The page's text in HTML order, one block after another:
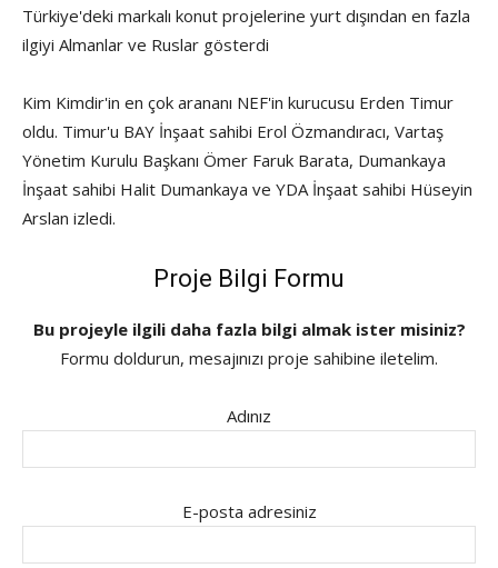
Türkiye'deki markalı konut projelerine yurt dışından en fazla
ilgiyi Almanlar ve Ruslar gösterdi
Kim Kimdir'in en çok arananı NEF'in kurucusu Erden Timur
oldu. Timur'u BAY İnşaat sahibi Erol Özmandıracı, Vartaş
Yönetim Kurulu Başkanı Ömer Faruk Barata, Dumankaya
İnşaat sahibi Halit Dumankaya ve YDA İnşaat sahibi Hüseyin
Arslan izledi.
Proje Bilgi Formu
Bu projeyle ilgili daha fazla bilgi almak ister misiniz?
Formu doldurun, mesajınızı proje sahibine iletelim.
Adınız
E-posta adresiniz